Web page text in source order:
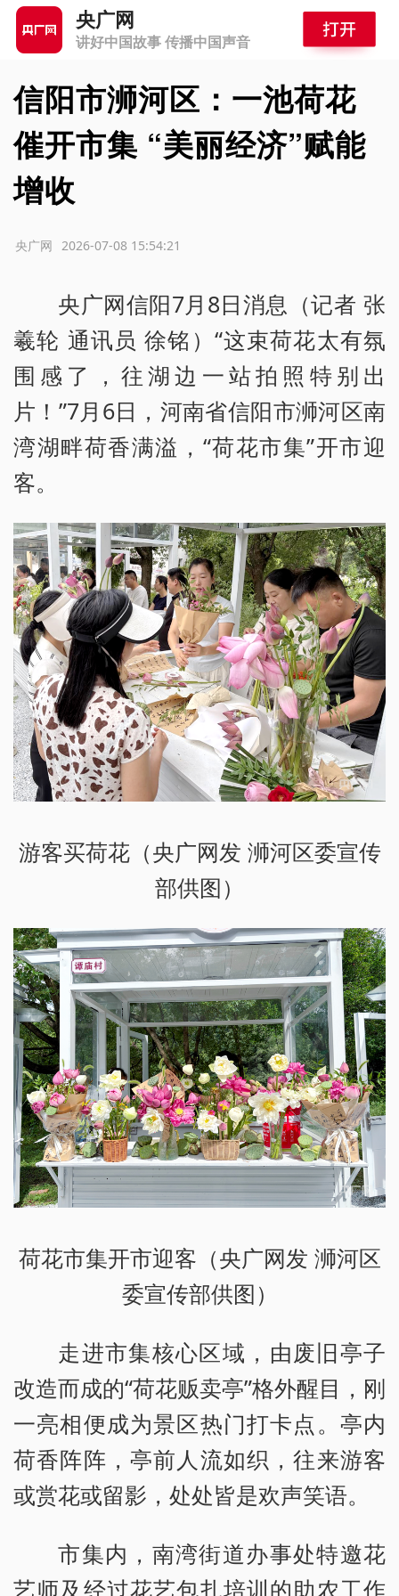
央广网
讲好中国故事 传播中国声音
信阳市浉河区：一池荷花
催开市集 “美丽经济”赋能
增收
2026-07-08 15:54:21
央广网
央广网信阳7月8日消息（记者 张
羲轮 通讯员 徐铭）“这束荷花太有氛
围感了，往湖边一站拍照特别出
片！”7月6日，河南省信阳市浉河区南
湾湖畔荷香满溢，“荷花市集”开市迎
客。
游客买荷花（央广网发 浉河区委宣传
部供图）
荷花市集开市迎客（央广网发 浉河区
委宣传部供图）
走进市集核心区域，由废旧亭子
改造而成的“荷花贩卖亭”格外醒目，刚
一亮相便成为景区热门打卡点。亭内
荷香阵阵，亭前人流如织，往来游客
或赏花或留影，处处皆是欢声笑语。
市集内，南湾街道办事处特邀花
艺师及经过花艺包扎培训的助农工作